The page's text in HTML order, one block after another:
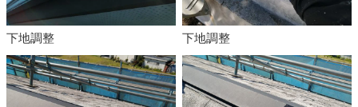
下地調整 下地調整